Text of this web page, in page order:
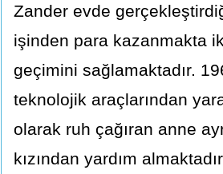
Zander evde
işinden para kazanmakta iki
geçimini sağlamaktadır.
teknolojik araçlarından
olarak ruh çağıran anne
kızından yardım